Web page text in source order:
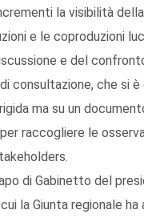
la visibilità
e le coproduzioni
e del
consultazione, che si
ma su un
raccogliere le
di Gabinetto del
la Giunta regionale ha